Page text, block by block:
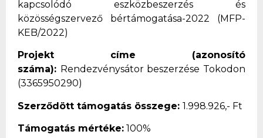
kapcsolódó eszközbeszerzés és
közösségszervező bértámogatása-2022 (MFP-
KEB/2022)
Projekt címe (azonosító
száma): Rendezvénysátor beszerzése Tokodon
(3365950290)
Szerződött támogatás összege: 1.998.926,- Ft
Támogatás mértéke: 100%